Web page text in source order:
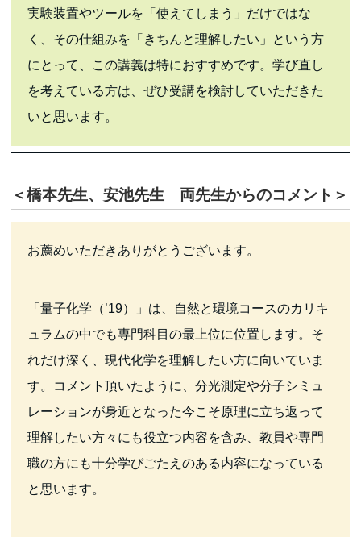
実験装置やツールを「使えてしまう」だけではな
く、その仕組みを「きちんと理解したい」という方
にとって、この講義は特におすすめです。学び直し
を考えている方は、ぜひ受講を検討していただきた
いと思います。
＜橋本先生、安池先生 両先生からのコメント＞
お薦めいただきありがとうございます。
「量子化学（’19）」は、自然と環境コースのカリキ
ュラムの中でも専門科目の最上位に位置します。そ
れだけ深く、現代化学を理解したい方に向いていま
す。コメント頂いたように、分光測定や分子シミュ
レーションが身近となった今こそ原理に立ち返って
理解したい方々にも役立つ内容を含み、教員や専門
職の方にも十分学びごたえのある内容になっている
と思います。